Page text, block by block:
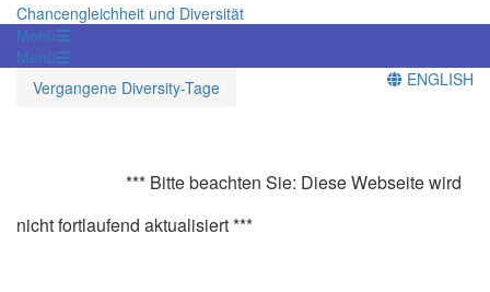
Chancengleichheit und Diversität
Menü
Menü
Vergangene Diversity-Tage
ENGLISH
*** Bitte beachten Sie: Diese Webseite wird
nicht fortlaufend aktualisiert ***